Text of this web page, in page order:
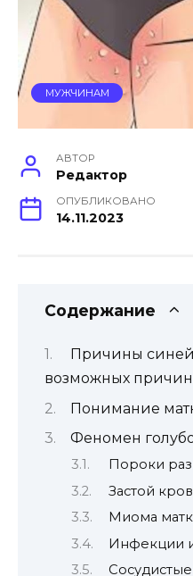
МУЖЧИНАМ
АВТОР
Редактор
ОПУБЛИКОВАНО
14.11.2023
Содержание
Причины
возможных причин
Понимание
Феномен
Пороки
Застой
Миома
Инфекции